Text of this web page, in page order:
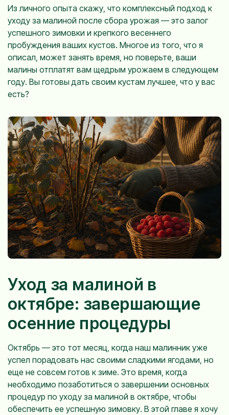
Из личного опыта скажу, что комплексный подход к
уходу за малиной после сбора урожая — это залог
успешного зимовки и крепкого весеннего
пробуждения ваших кустов. Многое из того, что я
описал, может занять время, но поверьте, ваши
малины отплатят вам щедрым урожаем в следующем
году. Вы готовы дать своим кустам лучшее, что у вас
есть?
Уход за малиной в
октябре: завершающие
осенние процедуры
Октябрь — это тот месяц, когда наш малинник уже
успел порадовать нас своими сладкими ягодами, но
еще не совсем готов к зиме. Это время, когда
необходимо позаботиться о завершении основных
процедур по уходу за малиной в октябре, чтобы
обеспечить ее успешную зимовку. В этой главе я хочу